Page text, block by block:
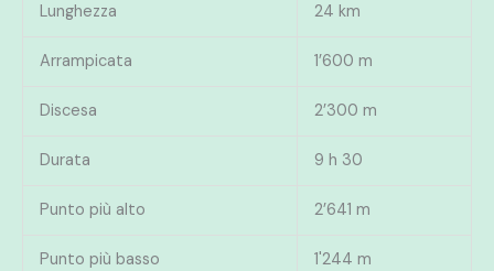
Lunghezza 24 km
Arrampicata 1’600 m
Discesa 2’300 m
Durata 9 h 30
Punto più alto 2’641 m
Punto più basso 1'244 m